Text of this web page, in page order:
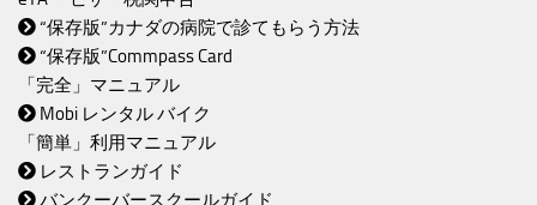
“保存版”カナダの病院で診てもらう方法
“保存版”Commpass Card
「完全」マニュアル
Mobi レンタル バイク
「簡単」利用マニュアル
レストランガイド
バンクーバースクールガイド